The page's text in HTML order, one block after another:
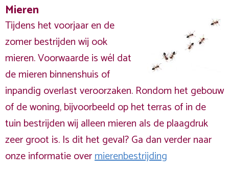
Mieren
Tijdens het voorjaar en de
zomer bestrijden wij ook
mieren. Voorwaarde is wél dat
de mieren binnenshuis of
inpandig overlast veroorzaken. Rondom het gebouw
of de woning, bijvoorbeeld op het terras of in de
tuin bestrijden wij alleen mieren als de plaagdruk
zeer groot is. Is dit het geval? Ga dan verder naar
onze informatie overmierenbestrijding